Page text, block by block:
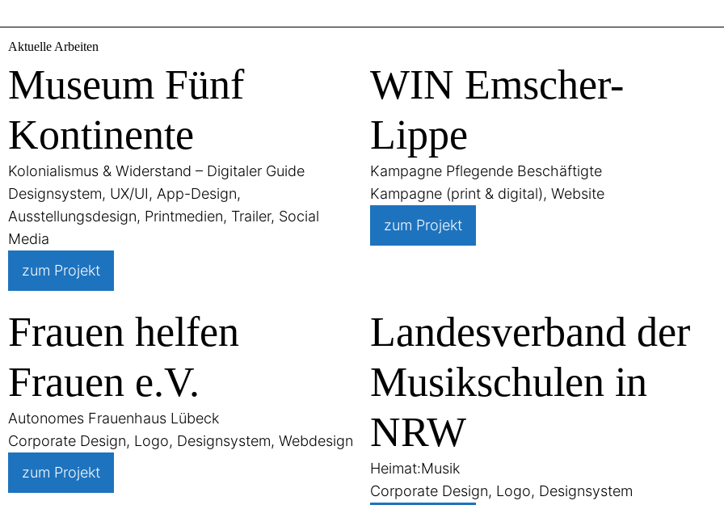
Aktuelle Arbeiten
Museum Fünf
Kontinente
Kolonialismus & Widerstand – Digitaler Guide
Designsystem, UX/UI, App-Design,
Ausstellungsdesign, Printmedien, Trailer, Social
Media
zum Projekt
WIN Emscher-
Lippe
Kampagne Pflegende Beschäftigte
Kampagne (print & digital), Website
zum Projekt
Frauen helfen
Frauen e.V.
Autonomes Frauenhaus Lübeck
Corporate Design, Logo, Designsystem, Webdesign
zum Projekt
Landesverband der
Musikschulen in
NRW
Heimat:Musik
Corporate Design, Logo, Designsystem